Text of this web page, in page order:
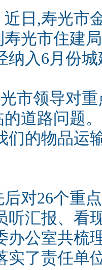
,寿光市金
光市住建
纳入6月份城
领导对重
道路问题
们的物品运
26个重点
听汇报、看
办公室共梳
实了责任单